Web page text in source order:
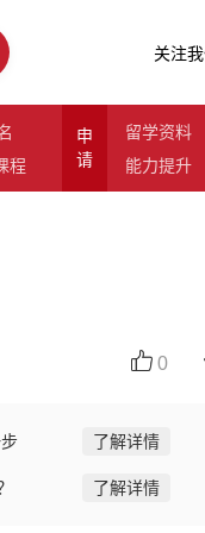
关注
程
申
请
留学资料
能力提升
0
了解详情
了解详情